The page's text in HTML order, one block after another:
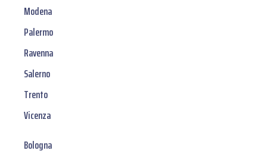
Modena
Palermo
Ravenna
Salerno
Trento
Vicenza
Bologna